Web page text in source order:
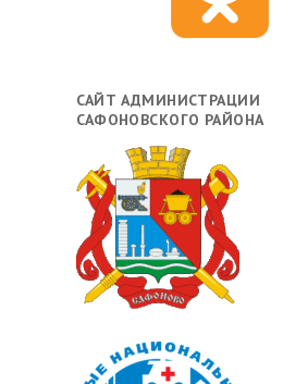
САЙТ АДМИНИСТРАЦИИ
САФОНОВСКОГО РАЙОНА